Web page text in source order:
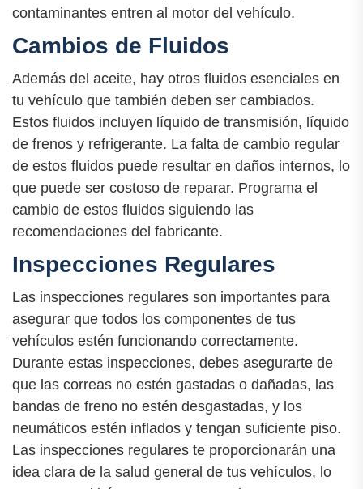
contaminantes entren al motor del vehículo.
Cambios de Fluidos
Además del aceite, hay otros fluidos esenciales en
tu vehículo que también deben ser cambiados.
Estos fluidos incluyen líquido de transmisión, líquido
de frenos y refrigerante. La falta de cambio regular
de estos fluidos puede resultar en daños internos, lo
que puede ser costoso de reparar. Programa el
cambio de estos fluidos siguiendo las
recomendaciones del fabricante.
Inspecciones Regulares
Las inspecciones regulares son importantes para
asegurar que todos los componentes de tus
vehículos estén funcionando correctamente.
Durante estas inspecciones, debes asegurarte de
que las correas no estén gastadas o dañadas, las
bandas de freno no estén desgastadas, y los
neumáticos estén inflados y tengan suficiente piso.
Las inspecciones regulares te proporcionarán una
idea clara de la salud general de tus vehículos, lo